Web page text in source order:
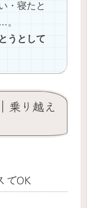
・寝たと
。
うとして
乗り越え
でOK